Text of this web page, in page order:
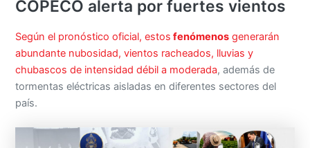
COPECO alerta por fuertes vientos
Según el pronóstico oficial, estos fenómenos generarán
abundante nubosidad, vientos racheados, lluvias y
chubascos de intensidad débil a moderada, además de
tormentas eléctricas aisladas en diferentes sectores del
país.